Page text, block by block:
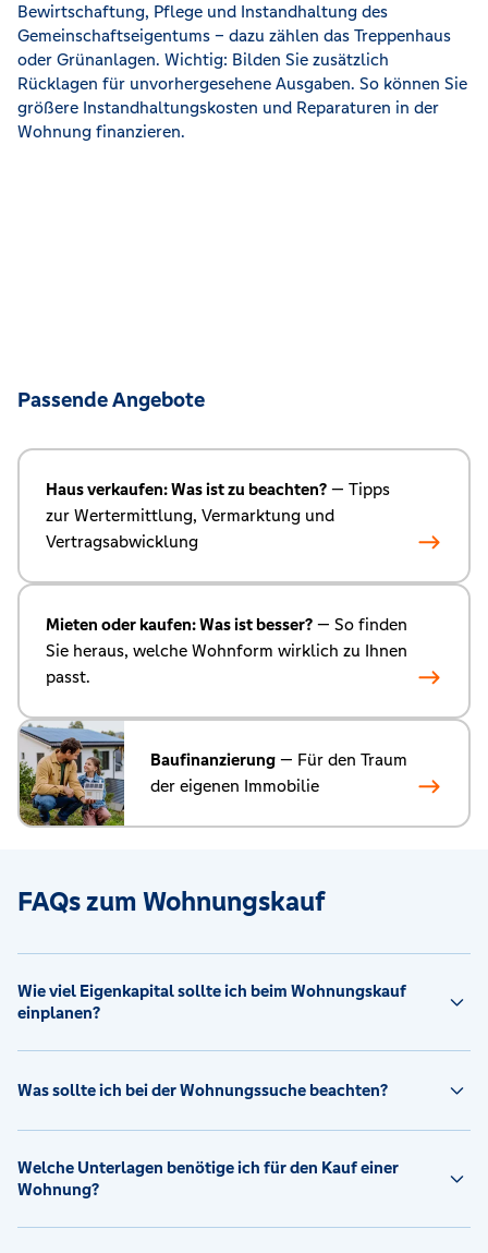
Bewirtschaftung, Pflege und Instandhaltung des
Gemeinschaftseigentums – dazu zählen das Treppenhaus
oder Grünanlagen. Wichtig: Bilden Sie zusätzlich
Rücklagen für unvorhergesehene Ausgaben. So können Sie
größere Instandhaltungskosten und Reparaturen in der
Wohnung finanzieren.
Passende Angebote
Haus verkaufen: Was ist zu beachten? — Tipps
zur Wertermittlung, Vermarktung und
Vertragsabwicklung
Mieten oder kaufen: Was ist besser? — So finden
Sie heraus, welche Wohnform wirklich zu Ihnen
passt.
Baufinanzierung — Für den Traum
der eigenen Immobilie
FAQs zum Wohnungskauf
Wie viel Eigenkapital sollte ich beim Wohnungskauf
einplanen?
Was sollte ich bei der Wohnungssuche beachten?
Welche Unterlagen benötige ich für den Kauf einer
Wohnung?